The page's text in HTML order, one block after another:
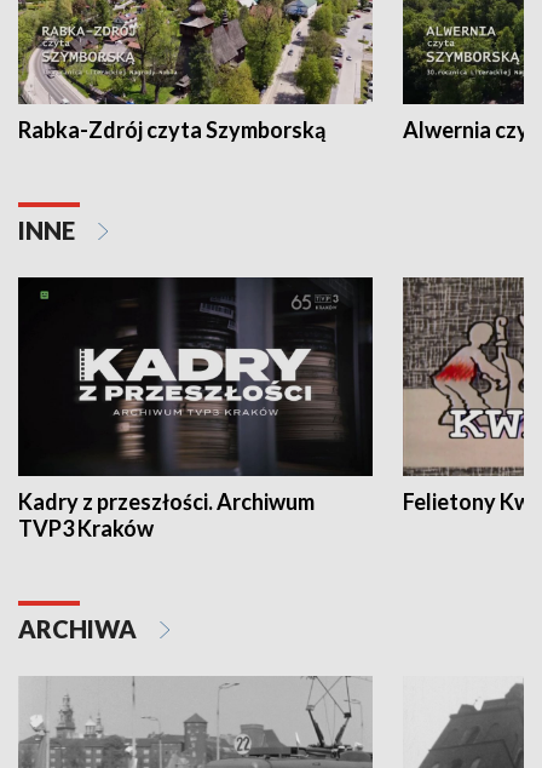
Rabka-Zdrój czyta Szymborską Alwernia
INNE
Kadry z przeszłości. Archiwum
TVP3 Kraków
Felietony
ARCHIWA